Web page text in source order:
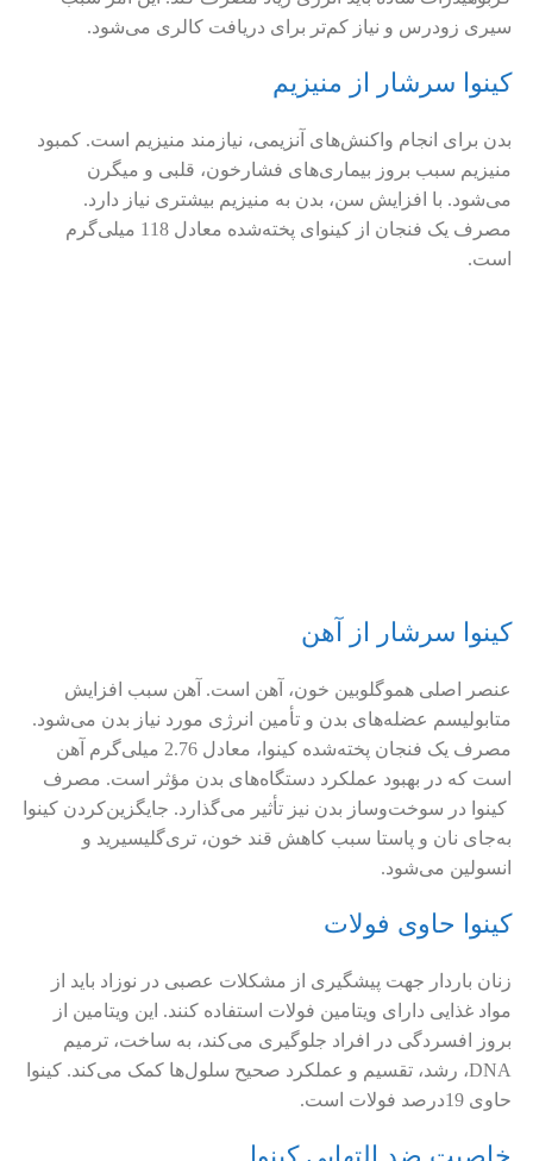
سیری زودرس و نیاز کم‌تر برای دریافت کالری می‌شود.
کینوا سرشار از منیزیم
بدن برای انجام واکنش‌های آنزیمی، نیازمند منیزیم است. کمبود
منیزیم سبب بروز بیماری‌های فشارخون، قلبی و میگرن
می‌شود. با افزایش سن، بدن به منیزیم بیشتری نیاز دارد.
مصرف یک فنجان از کینوای پخته‌شده معادل 118 میلی‌گرم
است.
کینوا سرشار از آهن
عنصر اصلی هموگلوبین خون، آهن است. آهن سبب افزایش
متابولیسم عضله‌های بدن و تأمین انرژی مورد نیاز بدن می‌شود.
مصرف یک فنجان پخته‌شده کینوا، معادل 2.76 میلی‌گرم آهن
است که در بهبود عملکرد دستگاه‌های بدن مؤثر است. مصرف
کینوا در سوخت‌وساز بدن نیز تأثیر می‌گذارد. جایگزین‌کردن کینوا
به‌جای نان و پاستا سبب کاهش قند خون، تری‌گلیسیرید و
انسولین می‌شود.
کینوا حاوی فولات
زنان باردار جهت پیشگیری از مشکلات عصبی در نوزاد باید از
مواد غذایی دارای ویتامین فولات استفاده کنند. این ویتامین از
بروز افسردگی در افراد جلوگیری می‌کند، به ساخت، ترمیم
DNA، رشد، تقسیم و عملکرد صحیح سلول‌ها کمک می‌کند. کینوا
حاوی 19درصد فولات است.